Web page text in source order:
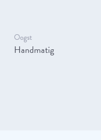
Oogst
Handmatig